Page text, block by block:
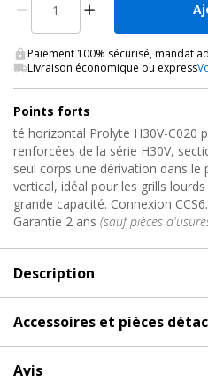
Paiement 100% sécurisé, mandat
Livraison économique ou express
Points forts
té horizontal Prolyte H30V-C020
renforcées de la série H30V,
seul corps une dérivation dans
vertical, idéal pour les grills
grande capacité. Connexion CCS6.
Garantie 2 ans (sauf pièces
Description
de Angle de
Prolyte
Raccord té horizontal H30V
Accessoires et pièces
Alu Carrée, H30V-C020 Prolyte
Avis